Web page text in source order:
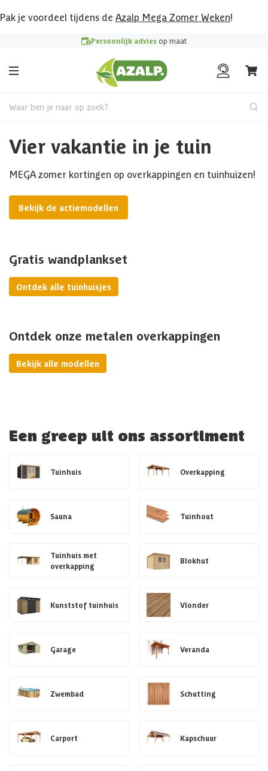
Pak je voordeel tijdens de Azalp Mega Zomer Weken!
Persoonlijk advies op maat
Waar ben je naar op zoek?
Vier vakantie in je tuin
MEGA zomer kortingen op overkappingen en tuinhuizen!
Bekijk de actiemodellen
Gratis wandplankset
Ontdek alle tuinhuisjes
Ontdek onze metalen overkappingen
Bekijk alle modellen
Een greep uit ons assortiment
Tuinhuis Overkapping
Sauna Tuinhout
Tuinhuis met
overkapping
Blokhut
Kunststof tuinhuis Vlonder
Garage Veranda
Zwembad Schutting
Carport Kapschuur